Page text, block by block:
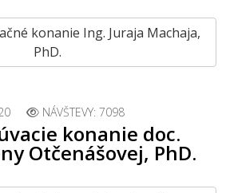
konanie Ing. Juraja Machaja,
PhD.
NÁVŠTEVY: 7098
konanie doc.
Otčenášovej, PhD.